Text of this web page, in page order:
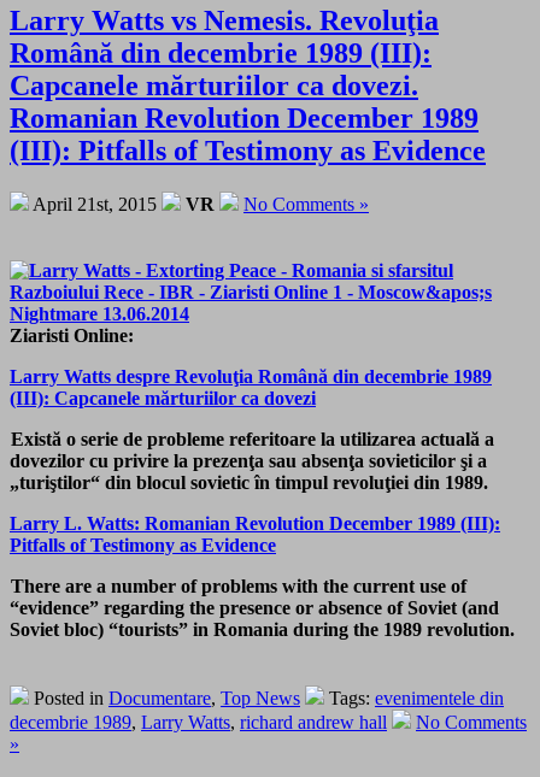
Larry Watts vs Nemesis. Revoluţia
Română din decembrie 1989 (III):
Capcanele mărturiilor ca dovezi.
Romanian Revolution December 1989
(III): Pitfalls of Testimony as Evidence
April 21st, 2015 VR No Comments »
Ziaristi Online:
Larry Watts despre Revoluţia Română din decembrie 1989
(III): Capcanele mărturiilor ca dovezi
Există o serie de probleme referitoare la utilizarea actuală a
dovezilor cu privire la prezenţa sau absenţa sovieticilor şi a
„turiştilor“ din blocul sovietic în timpul revoluţiei din 1989.
Larry L. Watts: Romanian Revolution December 1989 (III):
Pitfalls of Testimony as Evidence
There are a number of problems with the current use of
“evidence” regarding the presence or absence of Soviet (and
Soviet bloc) “tourists” in Romania during the 1989 revolution.
Posted in Documentare, Top News Tags: evenimentele din
decembrie 1989, Larry Watts, richard andrew hall
No Comments
»